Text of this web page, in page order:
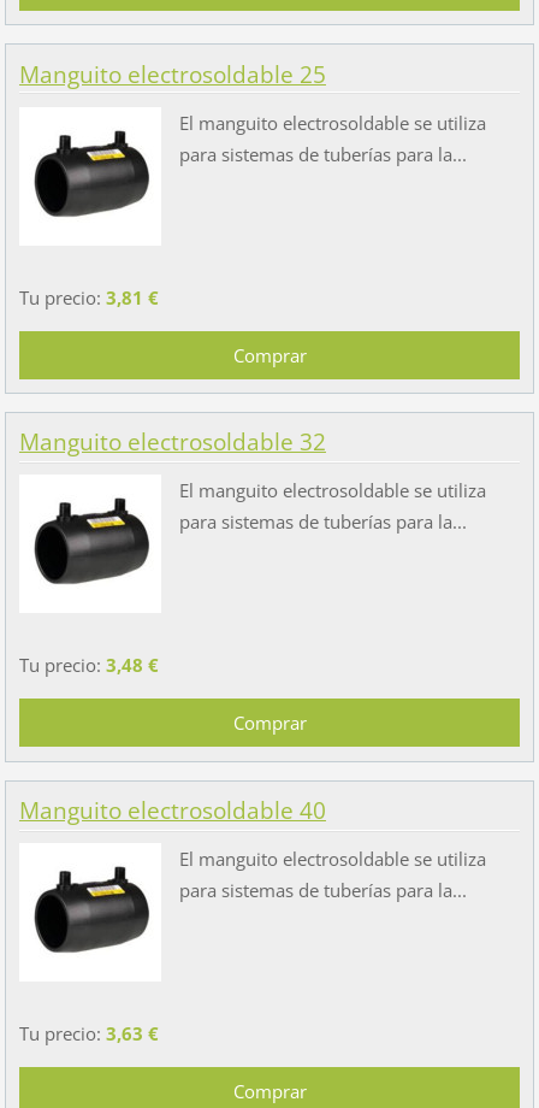
Manguito electrosoldable 25
El manguito electrosoldable se utiliza
para sistemas de tuberías para la...
Tu precio: 3,81 €
Manguito electrosoldable 32
El manguito electrosoldable se utiliza
para sistemas de tuberías para la...
Tu precio: 3,48 €
Manguito electrosoldable 40
El manguito electrosoldable se utiliza
para sistemas de tuberías para la...
Tu precio: 3,63 €